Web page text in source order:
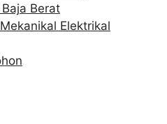
Berat
Elektrikal